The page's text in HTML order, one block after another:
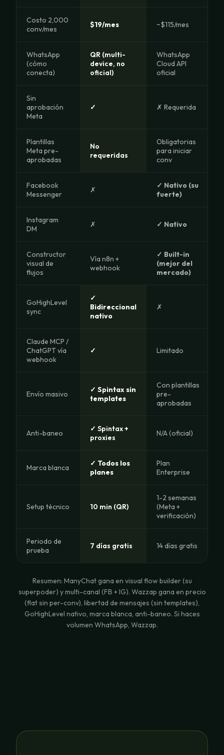
Costo 2,000
conv/mes
$19/mes ~$115/mes
WhatsApp
(cómo
conecta)
QR (multi-
device, no
oficial)
WhatsApp
Cloud API
oficial
Sin
aprobación
Meta
✓ ✗ Requerida
Plantillas
Meta pre-
aprobadas
No
requeridas
Obligatorias
para iniciar
conv
Facebook
Messenger
✗
✓ Nativo (su
fuerte)
Instagram
DM
✗ ✓ Nativo
Constructor
visual de
flujos
Vía n8n +
webhook
✓ Built-in
(mejor del
mercado)
GoHighLevel
sync
✓
Bidireccional
nativo
✗
Claude MCP /
ChatGPT vía
webhook
✓ Limitado
Envío masivo
✓ Spintax sin
templates
Con plantillas
pre-
aprobadas
Anti-baneo
✓ Spintax +
proxies
N/A (oficial)
Marca blanca
✓ Todos los
planes
Plan
Enterprise
Setup técnico 10 min (QR)
1-2 semanas
(Meta +
verificación)
Periodo de
prueba
7 días gratis 14 días gratis
Resumen: ManyChat gana en visual flow builder (su
superpoder) y multi-canal (FB + IG). Wazzap gana en precio
(flat sin per-conv), libertad de mensajes (sin templates),
GoHighLevel nativo, marca blanca, anti-baneo. Si haces
volumen WhatsApp, Wazzap.